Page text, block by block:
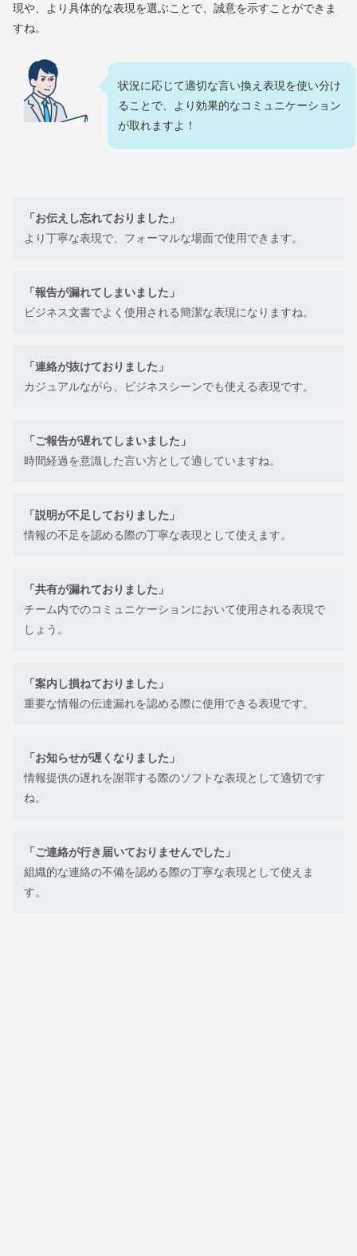
現や、より具体的な表現を選ぶことで、誠意を示すことができま
すね。
状況に応じて適切な言い換え表現を使い分け
ることで、より効果的なコミュニケーション
が取れますよ！
「お伝えし忘れておりました」
より丁寧な表現で、フォーマルな場面で使用できます。
「報告が漏れてしまいました」
ビジネス文書でよく使用される簡潔な表現になりますね。
「連絡が抜けておりました」
カジュアルながら、ビジネスシーンでも使える表現です。
「ご報告が遅れてしまいました」
時間経過を意識した言い方として適していますね。
「説明が不足しておりました」
情報の不足を認める際の丁寧な表現として使えます。
「共有が漏れておりました」
チーム内でのコミュニケーションにおいて使用される表現で
しょう。
「案内し損ねておりました」
重要な情報の伝達漏れを認める際に使用できる表現です。
「お知らせが遅くなりました」
情報提供の遅れを謝罪する際のソフトな表現として適切です
ね。
「ご連絡が行き届いておりませんでした」
組織的な連絡の不備を認める際の丁寧な表現として使えま
す。